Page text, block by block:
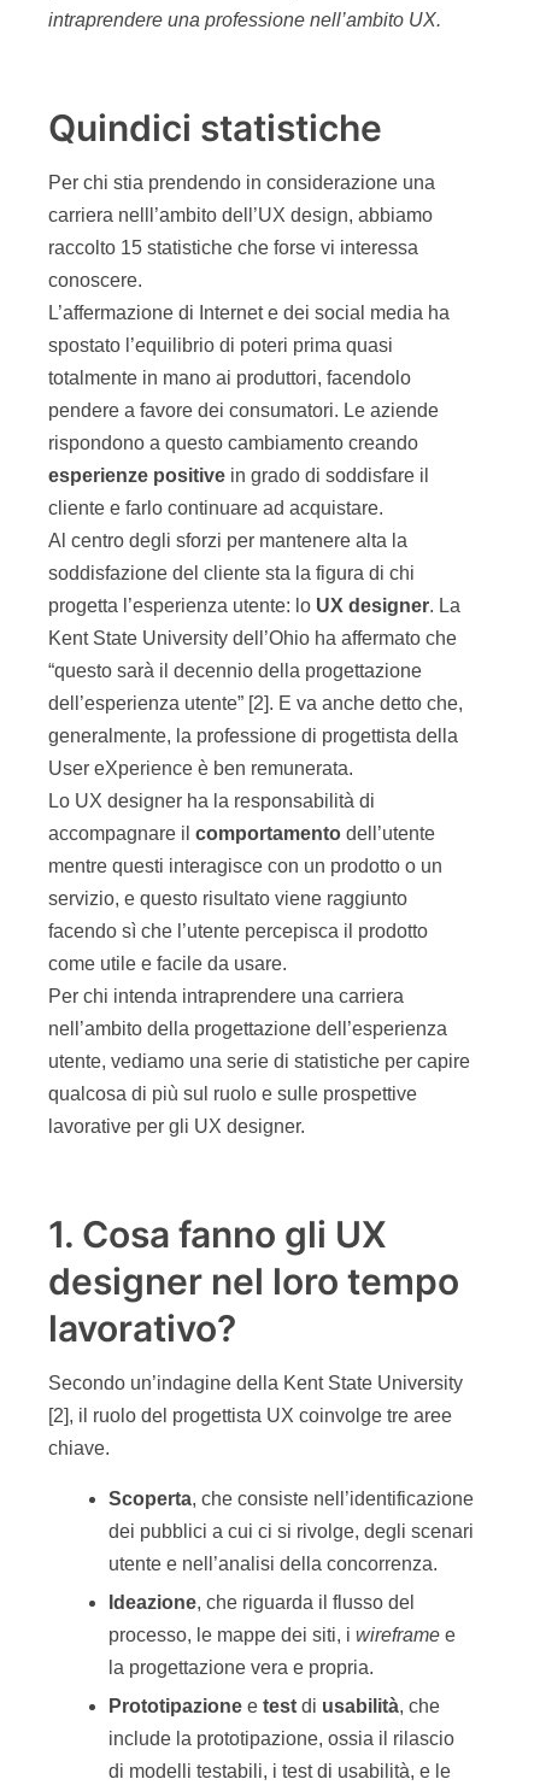
intraprendere una professione nell’ambito UX.
Quindici statistiche
Per chi stia prendendo in considerazione una
carriera nelll’ambito dell’UX design, abbiamo
raccolto 15 statistiche che forse vi interessa
conoscere.
L’affermazione di Internet e dei social media ha
spostato l’equilibrio di poteri prima quasi
totalmente in mano ai produttori, facendolo
pendere a favore dei consumatori. Le aziende
rispondono a questo cambiamento creando
esperienze positive in grado di soddisfare il
cliente e farlo continuare ad acquistare.
Al centro degli sforzi per mantenere alta la
soddisfazione del cliente sta la figura di chi
progetta l’esperienza utente: lo UX designer. La
Kent State University dell’Ohio ha affermato che
“questo sarà il decennio della progettazione
dell’esperienza utente” [2]. E va anche detto che,
generalmente, la professione di progettista della
User eXperience è ben remunerata.
Lo UX designer ha la responsabilità di
accompagnare il comportamento dell’utente
mentre questi interagisce con un prodotto o un
servizio, e questo risultato viene raggiunto
facendo sì che l’utente percepisca il prodotto
come utile e facile da usare.
Per chi intenda intraprendere una carriera
nell’ambito della progettazione dell’esperienza
utente, vediamo una serie di statistiche per capire
qualcosa di più sul ruolo e sulle prospettive
lavorative per gli UX designer.
1. Cosa fanno gli UX
designer nel loro tempo
lavorativo?
Secondo un’indagine della Kent State University
[2], il ruolo del progettista UX coinvolge tre aree
chiave.
Scoperta, che consiste nell’identificazione
dei pubblici a cui ci si rivolge, degli scenari
utente e nell’analisi della concorrenza.
Ideazione, che riguarda il flusso del
processo, le mappe dei siti, i wireframe e
la progettazione vera e propria.
Prototipazione e test di usabilità, che
include la prototipazione, ossia il rilascio
di modelli testabili, i test di usabilità, e le